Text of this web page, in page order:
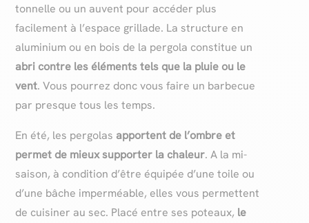
tonnelle ou un auvent pour accéder plus
facilement à l’espace grillade. La structure en
aluminium ou en bois de la pergola constitue un
abri contre les éléments tels que la pluie ou le
vent. Vous pourrez donc vous faire un barbecue
par presque tous les temps.
En été, les pergolas apportent de l’ombre et
permet de mieux supporter la chaleur. A la mi-
saison, à condition d’être équipée d’une toile ou
d’une bâche imperméable, elles vous permettent
de cuisiner au sec. Placé entre ses poteaux, le